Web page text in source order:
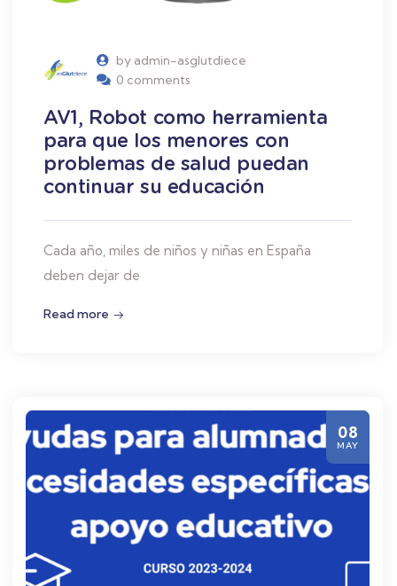
by admin-asglutdiece
0 comments
AV1, Robot como herramienta
para que los menores con
problemas de salud puedan
continuar su educación
Cada año, miles de niños y niñas en España
deben dejar de
Read more
08
MAY